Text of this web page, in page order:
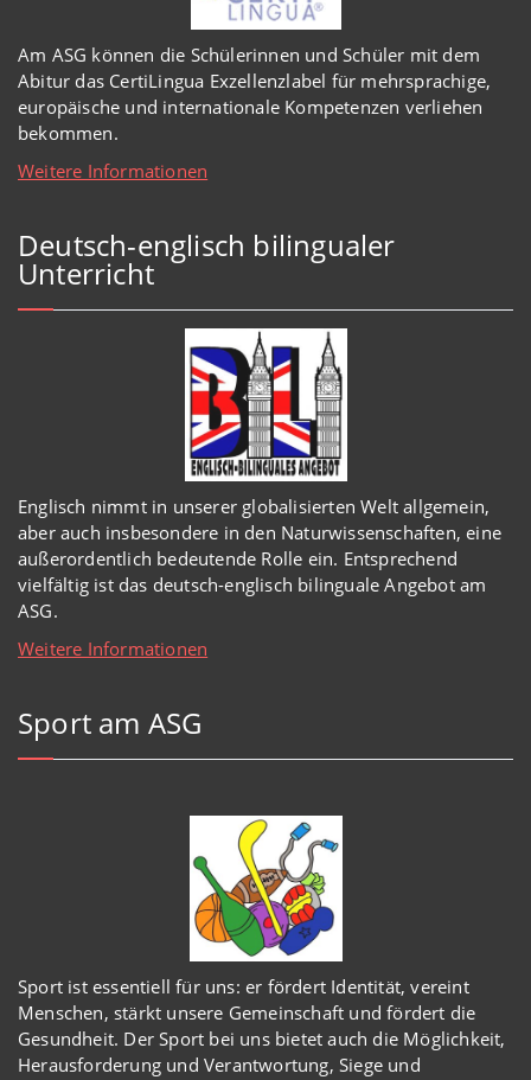
Am ASG können die Schülerinnen und Schüler mit dem
Abitur das CertiLingua Exzellenzlabel für mehrsprachige,
europäische und internationale Kompetenzen verliehen
bekommen.
Weitere Informationen
Deutsch-englisch bilingualer
Unterricht
Englisch nimmt in unserer globalisierten Welt allgemein,
aber auch insbesondere in den Naturwissenschaften, eine
außerordentlich bedeutende Rolle ein. Entsprechend
vielfältig ist das deutsch-englisch bilinguale Angebot am
ASG.
Weitere Informationen
Sport am ASG
Sport ist essentiell für uns: er fördert Identität, vereint
Menschen, stärkt unsere Gemeinschaft und fördert die
Gesundheit. Der Sport bei uns bietet auch die Möglichkeit,
Herausforderung und Verantwortung, Siege und